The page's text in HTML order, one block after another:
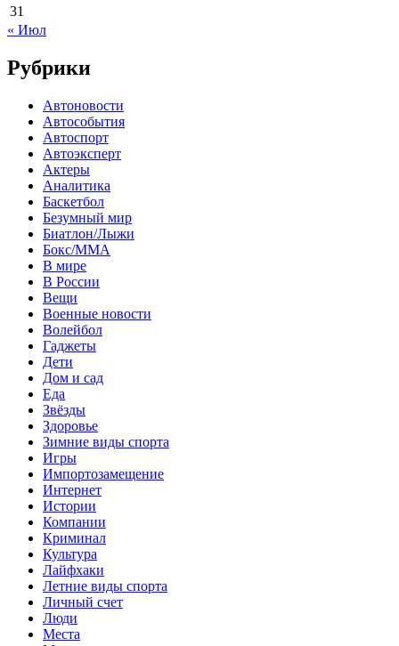
31
« Июл
Рубрики
Автоновости
Автособытия
Автоспорт
Автоэксперт
Актеры
Аналитика
Баскетбол
Безумный мир
Биатлон/Лыжи
Бокс/MMA
В мире
В России
Вещи
Военные новости
Волейбол
Гаджеты
Дети
Дом и сад
Еда
Звёзды
Здоровье
Зимние виды спорта
Игры
Импортозамещение
Интернет
Истории
Компании
Криминал
Культура
Лайфхаки
Летние виды спорта
Личный счет
Люди
Места